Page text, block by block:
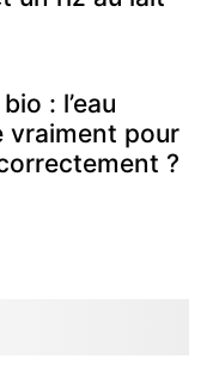
: l’eau
vraiment pour
?